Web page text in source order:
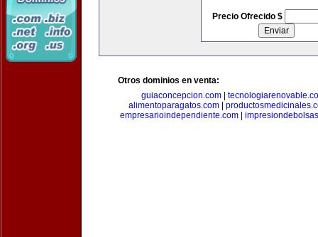
Precio Ofrecido $
Otros dominios en venta:
guiaconcepcion.com|
alimentoparagatos.com
empresarioindependiente.com